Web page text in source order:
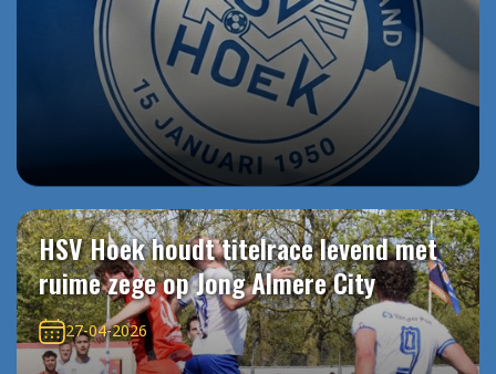
HSV Hoek houdt titelrace levend met
ruime zege op Jong Almere City
27-04-2026